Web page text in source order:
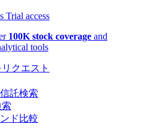
Trial access
100K stock coverage and
tools
クエスト
託検索
ド比較